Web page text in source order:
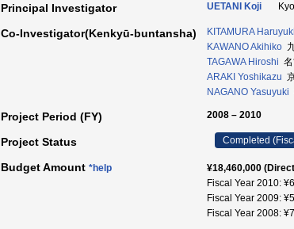
Principal Investigator UETANI Koji
Co-Investigator(Kenkyū-buntansha) KITAMURA Haruyuki
KAWANO Akihiko
TAGAWA Hiroshi
ARAKI Yoshikazu
NAGANO Yasuyuki
Project Period (FY) 2008 – 2010
Project Status Completed
Budget Amount *help
¥18,460,000
Fiscal Year 2010:
Fiscal Year 2009:
Fiscal Year 2008: